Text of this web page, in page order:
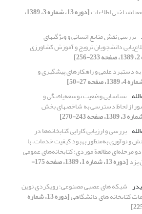
اطلاعات [دوره 13، شماره 3، 1389،
بررسی نقش منابع انسانی و ویژگیهای
دانشجویان ترویج و آموزش کشاورزی
دستبرد علمی و راهکارهای پیشگیری و
شناسایی وضعیت توسعه‌یافتگی و
از لحاظ دسترسی به شاخصهای بخش
بررسی و ارزیابی کارایی کتابخانه‌ها در
و نوآوری به‌منظور بهبود کیفیت خدمات، با
استفاده از مدل DEA دو مرحله‌ای مطالعة موردی: کتابخانه‌های عمومی
[دوره 13، شماره 1، 1389، صفحه 175-
شبکه های عصبی مصنوعی؛ رویکردی نوین
کتابخانه های دانشگاهی [دوره 13، شماره